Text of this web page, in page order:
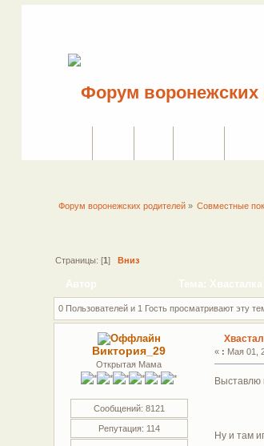
Форум воронежских родителей » Совместные
Страницы: [1] Вниз
Автор Тема:
0 Пользователей и 1 Гость просматривают эту
Виктория_29
Открытая Мама
Сообщений: 8121
Репутация: 114
« : Мая 01,
Выставлю
Ну и там